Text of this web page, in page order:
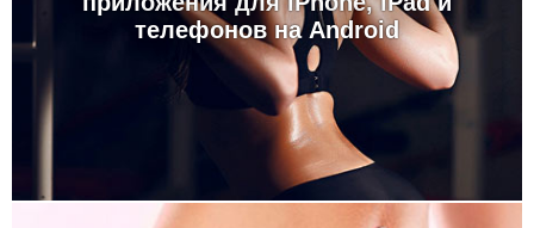
телефонов на Android